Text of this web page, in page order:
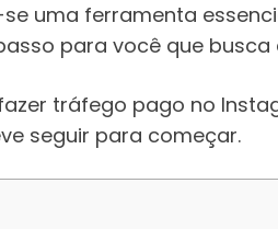
uma ferramenta
para você que
tráfego pago no
seguir para começar.